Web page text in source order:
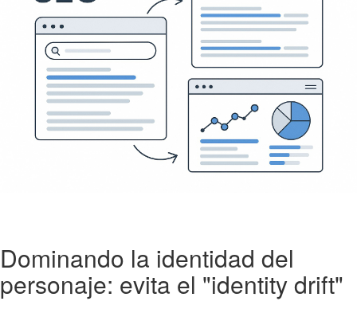
Dominando la identidad del
personaje: evita el "identity drift"